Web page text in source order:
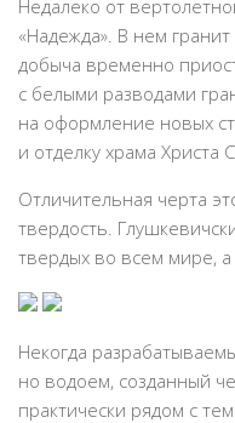
Недалеко от
«Надежда». В нем
добыча временно
с белыми разводами
на оформление новых
и отделку храма Христа
Отличительная черта
твердость.
твердых во всем мире,
Некогда
но водоем, созданный
практически рядом с